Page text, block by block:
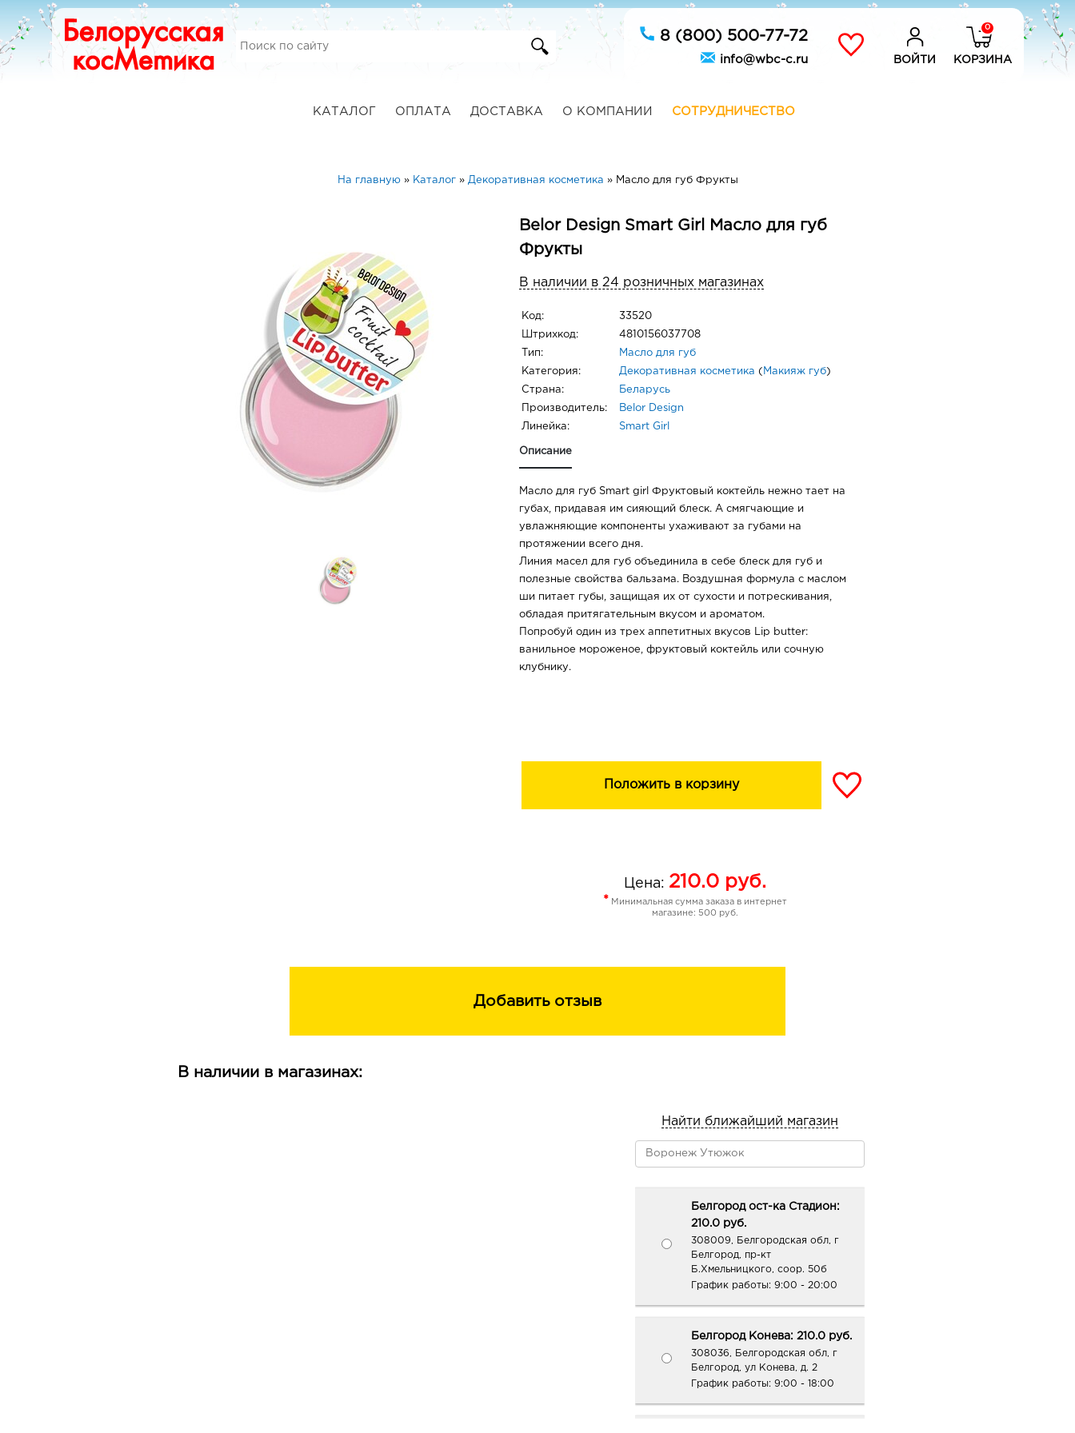
8 (800) 500-77-72
info@wbc-c.ru ВОЙТИ
0
КОРЗИНА
КАТАЛОГ ОПЛАТА ДОСТАВКА О КОМПАНИИ СОТРУДНИЧЕСТВО
На главную» Каталог» Декоративная косметика » Масло для губ Фрукты
Belor Design Smart Girl Масло для губ
Фрукты
В наличии в 24 розничных магазинах
Код: 33520
Штрихкод: 4810156037708
Тип: Масло для губ
Категория: Декоративная косметика ( Макияж губ)
Страна: Беларусь
Производитель: Belor Design
Линейка: Smart Girl
Описание
Масло для губ Smart girl Фруктовый коктейль нежно тает на
губах, придавая им сияющий блеск. А смягчающие и
увлажняющие компоненты ухаживают за губами на
протяжении всего дня.
Линия масел для губ объединила в себе блеск для губ и
полезные свойства бальзама. Воздушная формула с маслом
ши питает губы, защищая их от сухости и потрескивания,
обладая притягательным вкусом и ароматом.
Попробуй один из трех аппетитных вкусов Lip butter:
ванильное мороженое, фруктовый коктейль или сочную
клубнику.
Положить в корзину
Цена: 210.0 руб.
* Минимальная сумма заказа в интернет
магазине: 500 руб.
Добавить отзыв
В наличии в магазинах:
Найти ближайший магазин
Белгород ост-ка Стадион:
210.0 руб.
308009, Белгородская обл, г
Белгород, пр-кт
Б.Хмельницкого, соор. 50б
График работы: 9:00 - 20:00
Белгород Конева: 210.0 руб.
308036, Белгородская обл, г
Белгород, ул Конева, д. 2
График работы: 9:00 - 18:00